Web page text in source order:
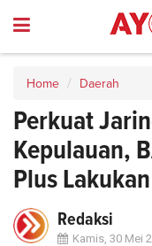
Home Daerah
Perkuat
Kepulauan,
Plus
Redaksi
Kamis, 30 Mei